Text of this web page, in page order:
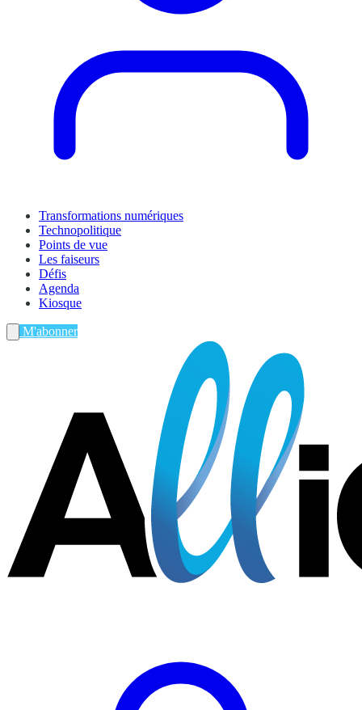
Transformations numériques
Technopolitique
Points de vue
Les faiseurs
Défis
Agenda
Kiosque
M'abonner